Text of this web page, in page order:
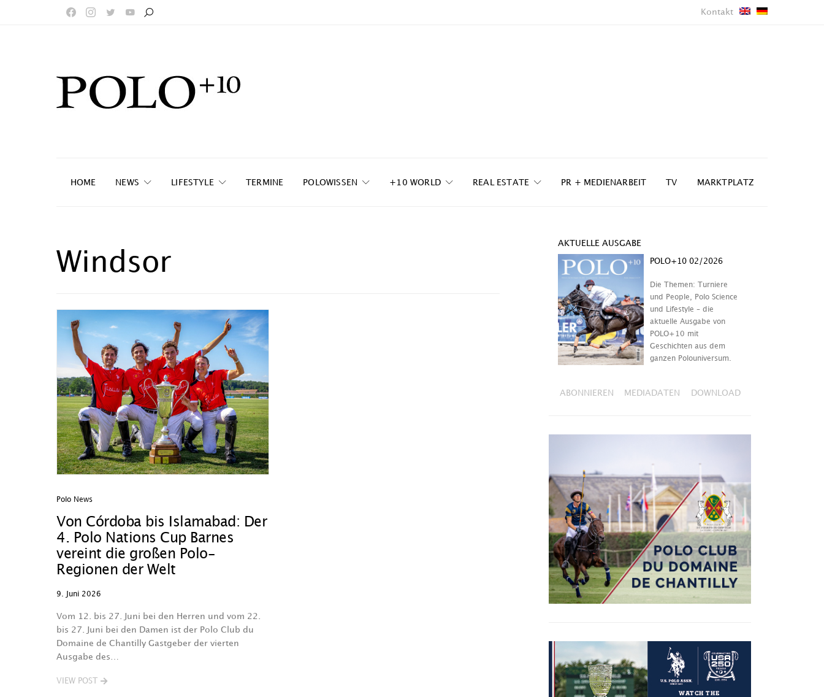
Kontakt
HOME NEWS LIFESTYLE TERMINE POLOWISSEN +10 WORLD REAL ESTATE PR + MEDIENARBEIT TV MARKTPLATZ
Windsor
Polo News
Von Córdoba bis Islamabad: Der
4. Polo Nations Cup Barnes
vereint die großen Polo-
Regionen der Welt
9. Juni 2026
Vom 12. bis 27. Juni bei den Herren und vom 22.
bis 27. Juni bei den Damen ist der Polo Club du
Domaine de Chantilly Gastgeber der vierten
Ausgabe des…
VIEW POST
AKTUELLE AUSGABE
POLO+10 02/2026
Die Themen: Turniere
und People, Polo Science
und Lifestyle – die
aktuelle Ausgabe von
POLO+10 mit
Geschichten aus dem
ganzen Polouniversum.
ABONNIEREN MEDIADATEN DOWNLOAD